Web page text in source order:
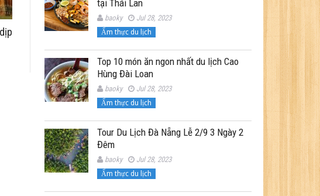
tại Thái Lan
baoky Jul 28, 2023
Ẩm thực du lịch
Top 10 món ăn ngon nhất du lịch Cao
Hùng Đài Loan
baoky Jul 28, 2023
Ẩm thực du lịch
Tour Du Lịch Đà Nẵng Lễ 2/9 3 Ngày 2
Đêm
baoky Jul 28, 2023
Ẩm thực du lịch